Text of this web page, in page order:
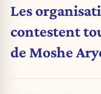
Les
contestent
de Moshe